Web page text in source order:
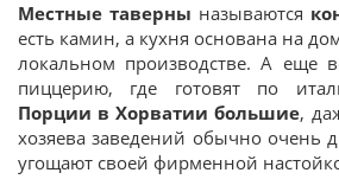
Местные таверны называются
есть камин, а кухня основана на
локальном производстве. А еще
пиццерию, где готовят по
Порции в Хорватии большие,
хозяева заведений обычно очень
угощают своей фирменной